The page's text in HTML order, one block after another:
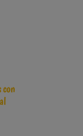
con